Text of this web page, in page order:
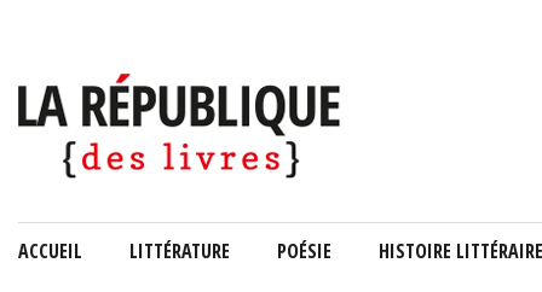
ACCUEIL LITTÉRATURE POÉSIE HISTOIRE LITTÉRAIRE